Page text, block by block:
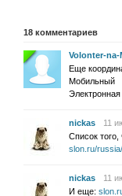
18 комментариев
Volonter-na-
Еще
Мобильный
Электронная
nickas
11
Список
slon.ru/
nickas
11
И еще: